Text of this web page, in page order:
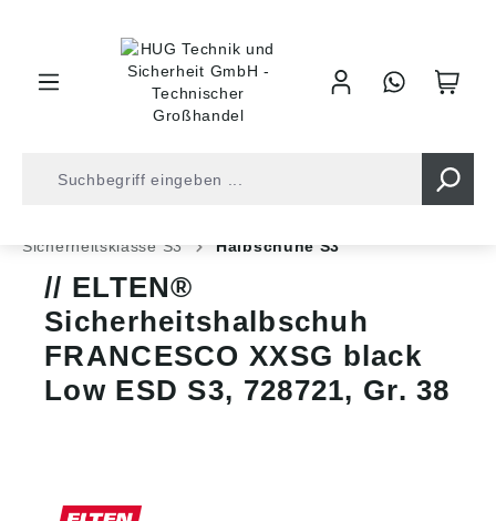
Sicherheitsklasse S3
Halbschuhe S3
ELTEN®
Sicherheitshalbschuh
FRANCESCO XXSG black
Low ESD S3, 728721, Gr. 38